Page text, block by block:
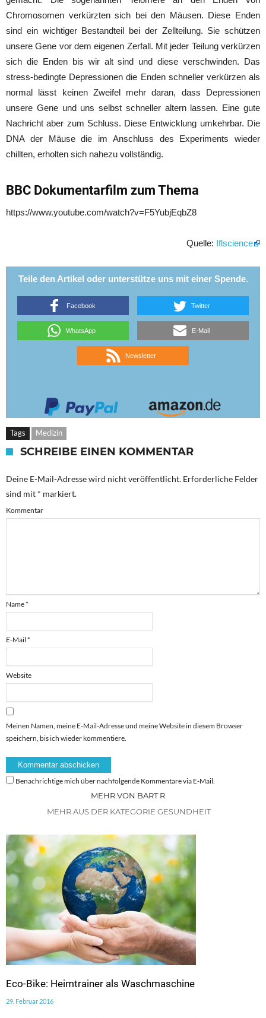
Chromosomen verkürzten sich bei den Mäusen. Diese Enden
sind ein wichtiger Bestandteil bei der Zellteilung. Sie schützen
unsere Gene vor dem eigenen Zerfall. Mit jeder Teilung verkürzen
sich die Enden bis wir alt sind und diese verschwinden. Das
stress-bedingte Depressionen die Enden schneller verkürzen als
normal lässt keinen Zweifel mehr daran, dass Depressionen
unsere Gene und uns selbst schneller altern lassen. Eine gute
Nachricht aber zum Schluss. Diese Entwicklung umkehrbar. Die
DNA der Mäuse die im Anschluss des Experiments wieder
chillten, erholten sich nahezu vollständig.
BBC Dokumentarfilm zum Thema
https://www.youtube.com/watch?v=F5YubjEqbZ8
Quelle: Iflscience
Teile den Artikel oder unterstütze uns mit einer Spende.
Facebook Twitter
WhatsApp E-Mail
Newsletter
Tags Medizin
SCHREIBE EINEN KOMMENTAR
Deine E-Mail-Adresse wird nicht veröffentlicht. Erforderliche Felder
sind mit * markiert.
Kommentar
Name*
E-Mail *
Website
Meinen Namen, meine E-Mail-Adresse und meine Website in diesem Browser
speichern, bis ich wieder kommentiere.
Benachrichtige mich über nachfolgende Kommentare via E-Mail.
MEHR VON BART R.
MEHR AUS DER KATEGORIE GESUNDHEIT
Eco-Bike: Heimtrainer als Waschmaschine
29. Februar 2016